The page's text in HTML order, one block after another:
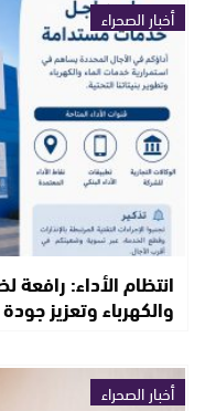
أخبار الصحراء
انتظام الأداء:
والكهرباء وتعزيز
أخبار الصحراء